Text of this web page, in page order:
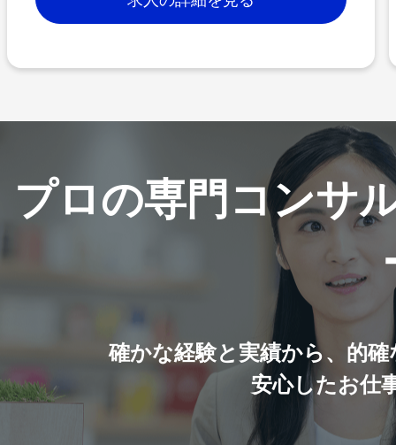
プロの専門コンサ
確かな経験と実績から、的
安心したお仕